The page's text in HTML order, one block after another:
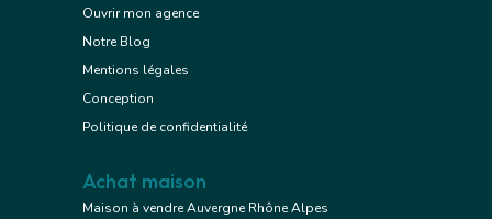
Ouvrir mon agence
Notre Blog
Mentions légales
Conception
Politique de confidentialité
Achat maison
Maison à vendre Auvergne Rhône Alpes